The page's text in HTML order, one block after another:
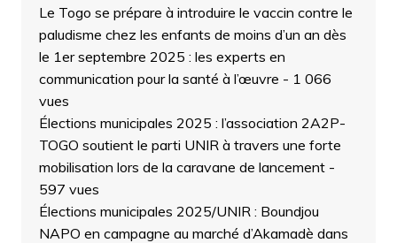
Le Togo se prépare à introduire le vaccin contre le
paludisme chez les enfants de moins d’un an dès
le 1er septembre 2025 : les experts en
communication pour la santé à l’œuvre - 1 066
vues
Élections municipales 2025 : l’association 2A2P-
TOGO soutient le parti UNIR à travers une forte
mobilisation lors de la caravane de lancement-
597 vues
Élections municipales 2025/UNIR : Boundjou
NAPO en campagne au marché d’Akamadè dans